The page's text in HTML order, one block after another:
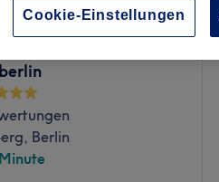
Berlin
Cookie-Einstellungen